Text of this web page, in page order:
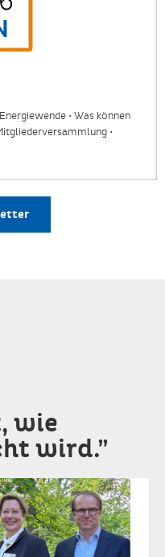
• Was können
•
wie
wird.”